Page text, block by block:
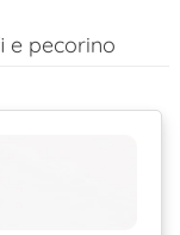
e pecorino